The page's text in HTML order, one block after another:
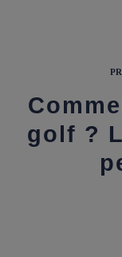
golf ?